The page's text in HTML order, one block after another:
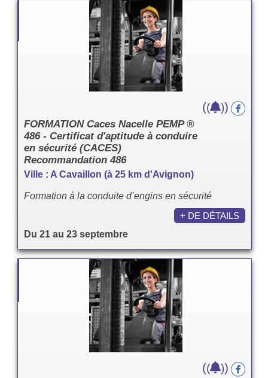
FORMATION Caces Nacelle PEMP ®
486 - Certificat d'aptitude à conduire
en sécurité (CACES)
Recommandation 486
Ville : A Cavaillon (à 25 km d'Avignon)
Formation à la conduite d’engins en sécurité
Du 21 au 23 septembre
(( ))
+ DE DÉTAILS
(( ))